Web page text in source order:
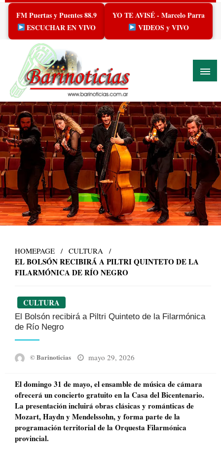
Skip
content
FM Puertas y Puentes 88.9
ESCUCHAR EN VIVO
YO TE AVISÉ - Marcelo Parra
VIDEOS y VIVO
HOMEPAGE CULTURA
EL BOLSÓN RECIBIRÁ A PILTRI QUINTETO DE LA
FILARMÓNICA DE RÍO NEGRO
CULTURA
El Bolsón recibirá a Piltri Quinteto de la Filarmónica
de Río Negro
© Barinoticias
Posted
mayo 29, 2026
El domingo 31 de mayo, el ensamble de música de cámara
ofrecerá un concierto gratuito en la Casa del Bicentenario.
La presentación incluirá obras clásicas y románticas de
Mozart, Haydn y Mendelssohn, y forma parte de la
programación territorial de la Orquesta Filarmónica
provincial.